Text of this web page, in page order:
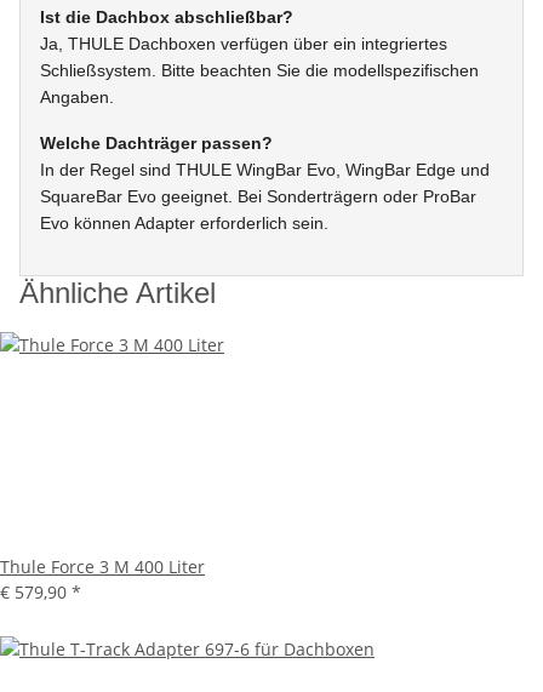
Ist die Dachbox abschließbar?
Ja, THULE Dachboxen verfügen über ein integriertes
Schließsystem. Bitte beachten Sie die modellspezifischen
Angaben.
Welche Dachträger passen?
In der Regel sind THULE WingBar Evo, WingBar Edge und
SquareBar Evo geeignet. Bei Sonderträgern oder ProBar
Evo können Adapter erforderlich sein.
Ähnliche Artikel
Thule Force 3 M 400 Liter
€ 579,90 *